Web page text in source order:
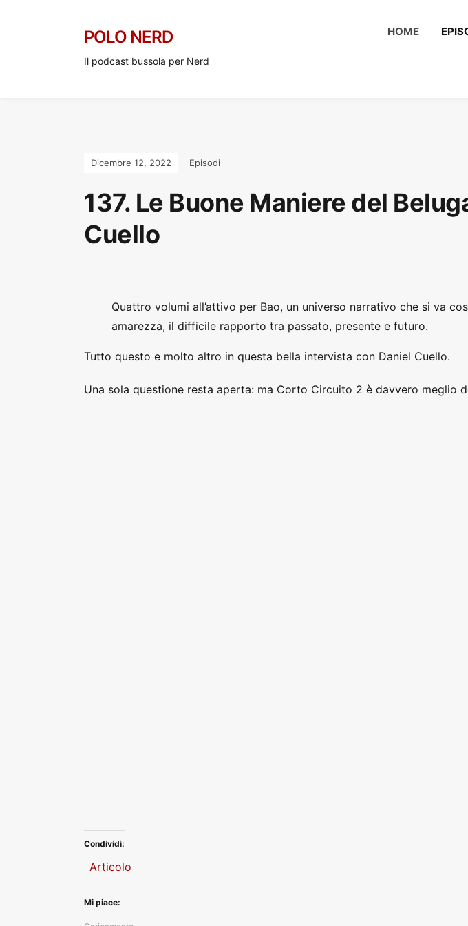
POLO NERD
Il podcast bussola per Nerd
HOME
Dicembre 12, 2022 Episodi
137. Le Buone Maniere del
Cuello
Quattro volumi all’attivo per Bao, un universo narrativo che si va
amarezza, il difficile rapporto tra passato, presente e futuro.
Tutto questo e molto altro in questa bella intervista con Daniel Cuello.
Una sola questione resta aperta: ma Corto Circuito 2 è davvero meglio
Condividi:
Articolo
Mi piace: